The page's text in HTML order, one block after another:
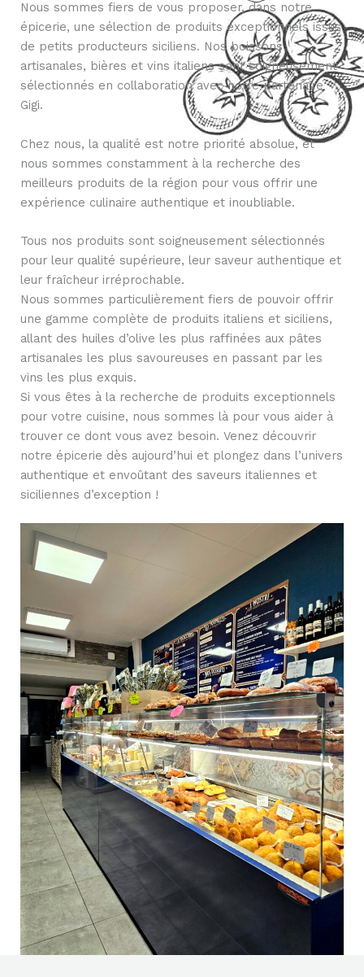
Nous sommes fiers de vous proposer, dans notre
épicerie, une sélection de produits exceptionnels issus
de petits producteurs siciliens. Nos boissons
artisanales, bières et vins italiens sont soigneusement
sélectionnés en collaboration avec notre partenaire
Gigi.
Chez nous, la qualité est notre priorité absolue, et
nous sommes constamment à la recherche des
meilleurs produits de la région pour vous offrir une
expérience culinaire authentique et inoubliable.
Tous nos produits sont soigneusement sélectionnés
pour leur qualité supérieure, leur saveur authentique et
leur fraîcheur irréprochable.
Nous sommes particulièrement fiers de pouvoir offrir
une gamme complète de produits italiens et siciliens,
allant des huiles d’olive les plus raffinées aux pâtes
artisanales les plus savoureuses en passant par les
vins les plus exquis.
Si vous êtes à la recherche de produits exceptionnels
pour votre cuisine, nous sommes là pour vous aider à
trouver ce dont vous avez besoin. Venez découvrir
notre épicerie dès aujourd’hui et plongez dans l’univers
authentique et envoûtant des saveurs italiennes et
siciliennes d’exception !